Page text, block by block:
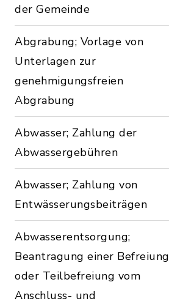
der Gemeinde
Abgrabung; Vorlage von
Unterlagen zur
genehmigungsfreien
Abgrabung
Abwasser; Zahlung der
Abwassergebühren
Abwasser; Zahlung von
Entwässerungsbeiträgen
Abwasserentsorgung;
Beantragung einer Befreiung
oder Teilbefreiung vom
Anschluss- und